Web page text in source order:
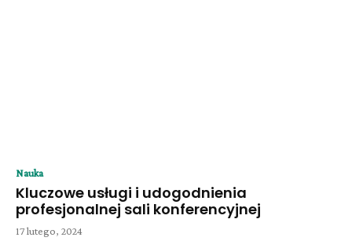
Nauka
Kluczowe usługi i udogodnienia
profesjonalnej sali konferencyjnej
17 lutego, 2024